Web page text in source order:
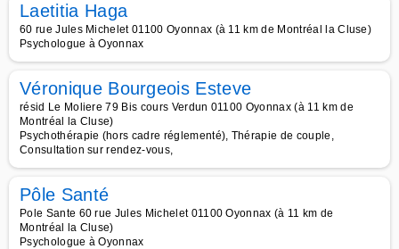
Laetitia Haga
60 rue Jules Michelet 01100 Oyonnax (à 11 km de Montréal la Cluse)
Psychologue à Oyonnax
Véronique Bourgeois Esteve
résid Le Moliere 79 Bis cours Verdun 01100 Oyonnax (à 11 km de
Montréal la Cluse)
Psychothérapie (hors cadre réglementé), Thérapie de couple,
Consultation sur rendez-vous,
Pôle Santé
Pole Sante 60 rue Jules Michelet 01100 Oyonnax (à 11 km de
Montréal la Cluse)
Psychologue à Oyonnax